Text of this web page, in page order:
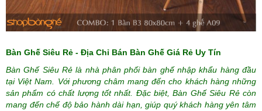
Bàn Ghế Siêu Rẻ - Địa Chỉ Bán Bàn Ghế Giá Rẻ Uy Tín
Bàn Ghế Siêu Rẻ là nhà phân phối bàn ghế nhập khẩu hàng đầu
tại Việt Nam. Với phương châm mang đến cho khách hàng những
sản phẩm có chất lượng tốt nhất. Đặc biệt, Bàn Ghế Siêu Rẻ còn
mang đến chế độ bảo hành dài hạn, giúp quý khách hàng yên tâm